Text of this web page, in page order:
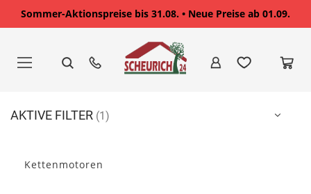
Sommer-Aktionspreise bis 31.08. • Neue Preise ab 01.09.
springen
Kettenmotoren
AKTIVE FILTER